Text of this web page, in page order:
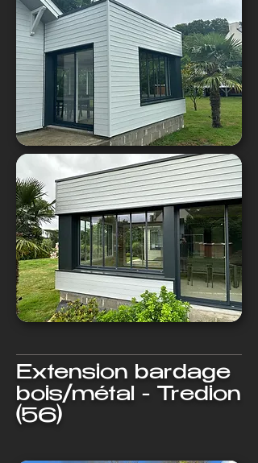
Extension bardage
bois/métal - Tredion
(56)